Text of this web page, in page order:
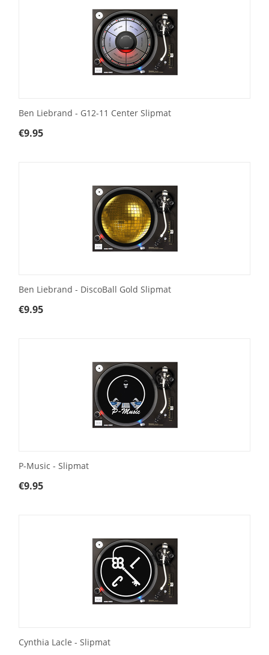
Ben Liebrand - G12-11 Center Slipmat
€9.95
Ben Liebrand - DiscoBall Gold Slipmat
€9.95
P-Music - Slipmat
€9.95
Cynthia Lacle - Slipmat